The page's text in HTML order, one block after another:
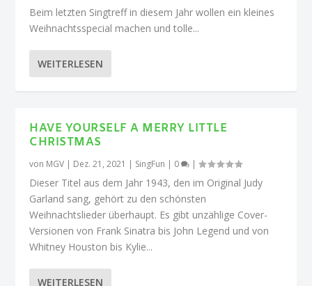
Beim letzten Singtreff in diesem Jahr wollen ein kleines
Weihnachtsspecial machen und tolle...
WEITERLESEN
HAVE YOURSELF A MERRY LITTLE
CHRISTMAS
von MGV | Dez. 21, 2021 | SingFun | 0 |
Dieser Titel aus dem Jahr 1943, den im Original Judy
Garland sang, gehört zu den schönsten
Weihnachtslieder überhaupt. Es gibt unzählige Cover-
Versionen von Frank Sinatra bis John Legend und von
Whitney Houston bis Kylie...
WEITERLESEN